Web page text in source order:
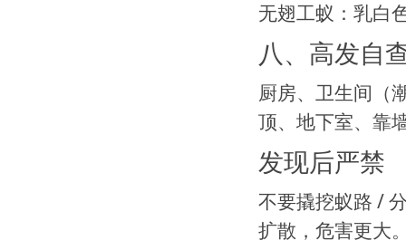
无翅工蚁：乳白
八、高发自
厨房、卫生间（
顶、地下室、靠
发现后严禁
不要撬挖蚁路 /
扩散，危害更大